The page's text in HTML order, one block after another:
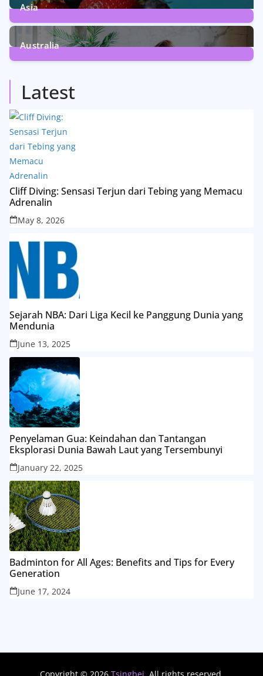
Asia
5Posts
Australia
Latest
Cliff Diving: Sensasi Terjun dari Tebing yang Memacu
Adrenalin
May 8, 2026
Sejarah NBA: Dari Liga Kecil ke Panggung Dunia yang
Mendunia
June 13, 2025
Penyelaman Gua: Keindahan dan Tantangan
Eksplorasi Dunia Bawah Laut yang Tersembunyi
January 22, 2025
Badminton for All Ages: Benefits and Tips for Every
Generation
June 17, 2024